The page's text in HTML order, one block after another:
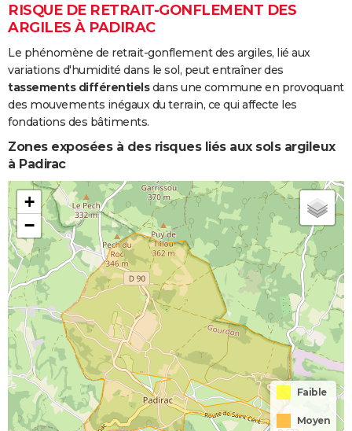
RISQUE DE RETRAIT-GONFLEMENT DES
ARGILES À PADIRAC
Le phénomène de retrait-gonflement des argiles, lié aux
variations d'humidité dans le sol, peut entraîner des
tassements différentielsdans une commune en provoquant
des mouvements inégaux du terrain, ce qui affecte les
fondations des bâtiments.
Zones exposées à des risques liés aux sols argileux
à Padirac
+
−
Faible
Moyen